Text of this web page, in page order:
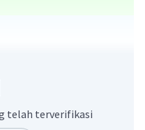
telah terverifikasi